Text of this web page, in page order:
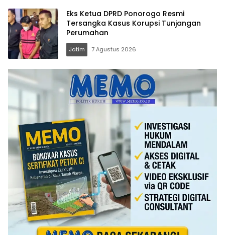
Eks Ketua DPRD Ponorogo Resmi
Tersangka Kasus Korupsi Tunjangan
Perumahan
Jatim 7 Agustus 2026
Memo.co.id
| Memberi
Inspirasi